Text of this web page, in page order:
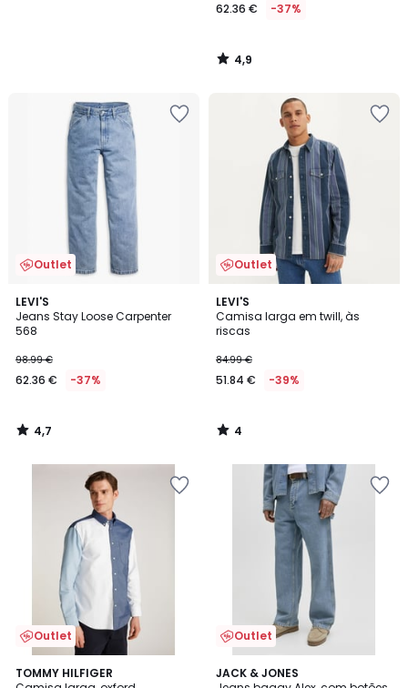
62.36 € -37%
4,9
/
Outlet
LEVI'S
Jeans Stay Loose Carpenter
568
98.99 €
62.36 € -37%
4,7
/ 5
4,7
/
Outlet
LEVI'S
Camisa larga em twill, às
riscas
84.99 €
51.84 € -39%
4
/
5
4
/
Outlet
TOMMY HILFIGER
Outlet
JACK & JONES